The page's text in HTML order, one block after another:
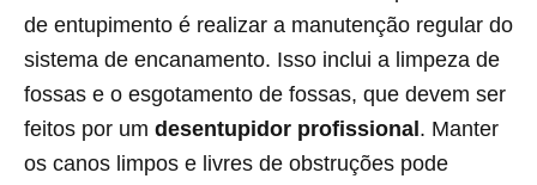
de entupimento é realizar a manutenção regular do
sistema de encanamento. Isso inclui a limpeza de
fossas e o esgotamento de fossas, que devem ser
feitos por um desentupidor profissional . Manter
os canos limpos e livres de obstruções pode